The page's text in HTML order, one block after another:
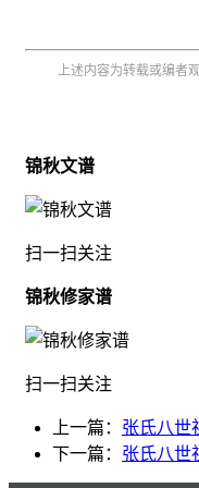
上述内容为转载或编者
锦秋文谱
扫一扫关注
锦秋修家谱
扫一扫关注
上一篇： 张氏八世
下一篇： 张氏八世